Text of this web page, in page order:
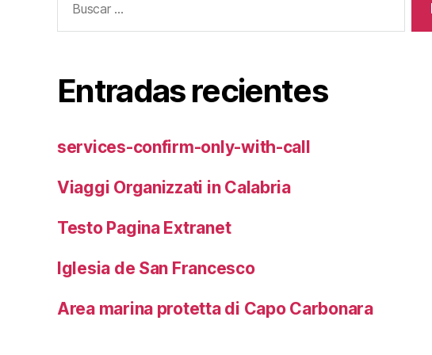
Entradas recientes
services-confirm-only-with-call
Viaggi Organizzati in Calabria
Testo Pagina Extranet
Iglesia de San Francesco
Area marina protetta di Capo Carbonara